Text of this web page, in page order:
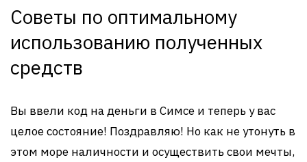
Советы по оптимальному
использованию полученных
средств
Вы ввели код на деньги в Симсе и теперь у вас
целое состояние! Поздравляю! Но как не утонуть в
этом море наличности и осуществить свои мечты,